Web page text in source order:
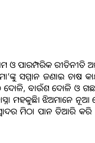
ଓ ପାରମ୍ପରିକ
ସମ୍ମାନ ଜଣାଇ ଚାଷ
ଦୋଳି, ବାଉଁଶ ଦୋଳି ଓ
ମହକୁଛି। ଝିଅମାନେ ନୂଆ
ମିଠା ପାନ ତିଆରି କରି